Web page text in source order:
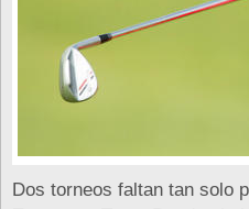
Dos torneos faltan tan solo